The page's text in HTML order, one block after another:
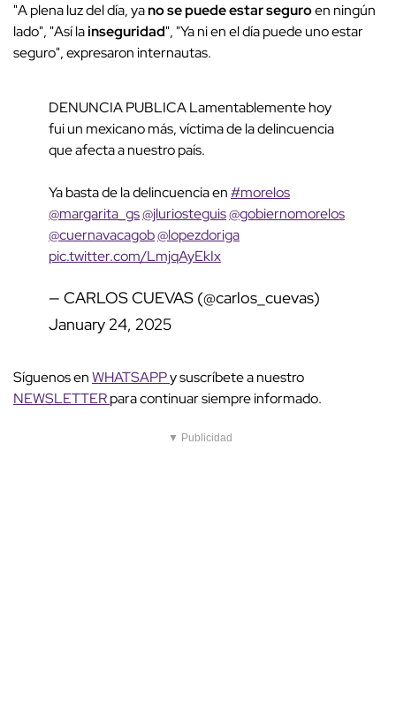
"A plena luz del día, yano se puede estar seguroen ningún
lado", "Así lainseguridad", "Ya ni en el día puede uno estar
seguro", expresaron internautas.
DENUNCIA PUBLICA Lamentablemente hoy
fui un mexicano más, víctima de la delincuencia
que afecta a nuestro país.
Ya basta de la delincuencia en#morelos
@margarita_gs@jluriosteguis@gobiernomorelos
@cuernavacagob@lopezdoriga
pic.twitter.com/LmjqAyEkIx
— CARLOS CUEVAS (@carlos_cuevas)
January 24, 2025
Síguenos enWHATSAPPy suscríbete a nuestro
NEWSLETTERpara continuar siempre informado.
▼ Publicidad